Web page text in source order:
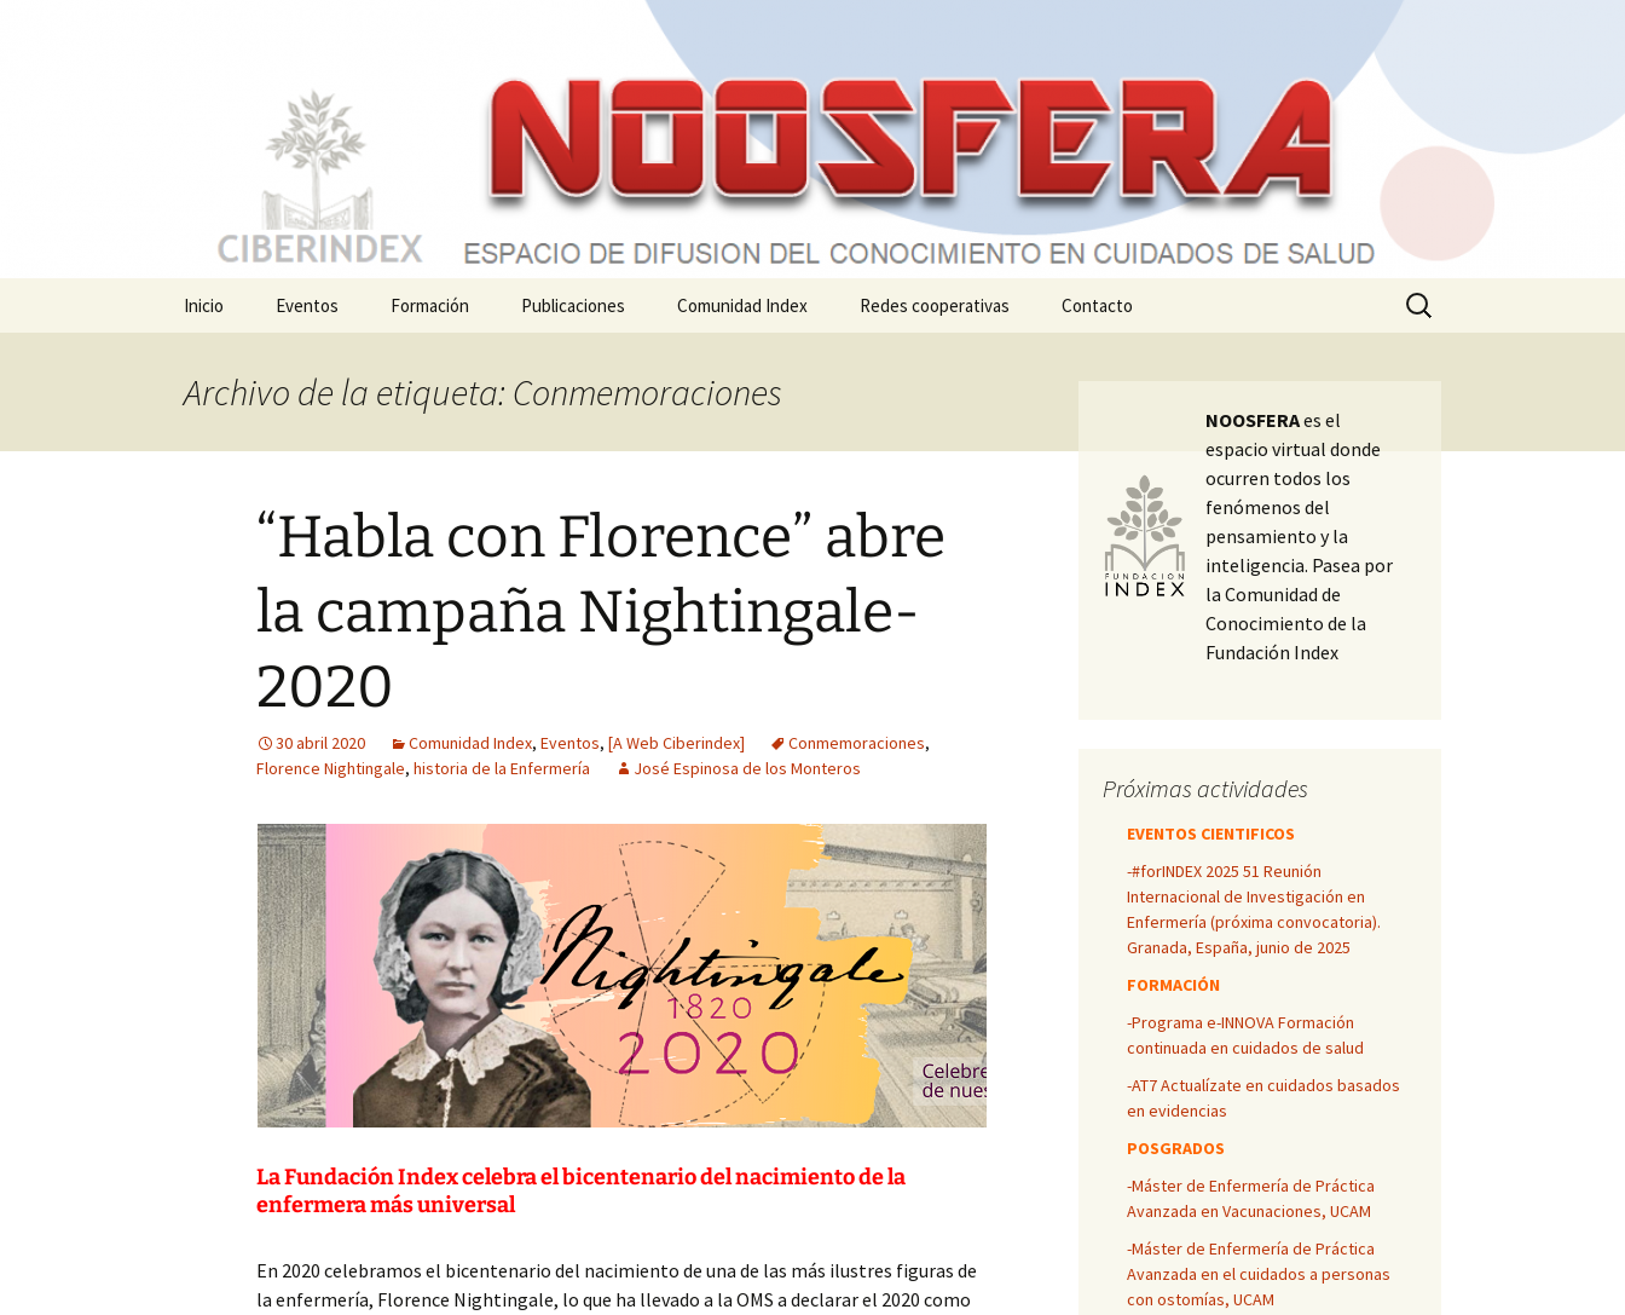
NOOSFERA
Inicio Eventos Formación Publicaciones Comunidad Index Redes cooperativas Contacto
Buscar:
Archivo de la etiqueta: Conmemoraciones
“Habla con Florence” abre
la campaña Nightingale-
2020
30 abril 2020 Comunidad Index, Eventos, [A Web Ciberindex] Conmemoraciones,
Florence Nightingale, historia de la Enfermería José Espinosa de los Monteros
La Fundación Index celebra el bicentenario del nacimiento de la
enfermera más universal
En 2020 celebramos el bicentenario del nacimiento de una de las más ilustres figuras de
la enfermería, Florence Nightingale, lo que ha llevado a la OMS a declarar el 2020 como
NOOSFERAes el
espacio virtual donde
ocurren todos los
fenómenos del
pensamiento y la
inteligencia. Pasea por
la Comunidad de
Conocimiento de la
Fundación Index
Próximas actividades
EVENTOS CIENTIFICOS
-#forINDEX 2025 51 Reunión
Internacional de Investigación en
Enfermería (próxima convocatoria).
Granada, España, junio de 2025
FORMACIÓN
-Programa e-INNOVA Formación
continuada en cuidados de salud
-AT7 Actualízate en cuidados basados
en evidencias
POSGRADOS
-Máster de Enfermería de Práctica
Avanzada en Vacunaciones, UCAM
-Máster de Enfermería de Práctica
Avanzada en el cuidados a personas
con ostomías, UCAM